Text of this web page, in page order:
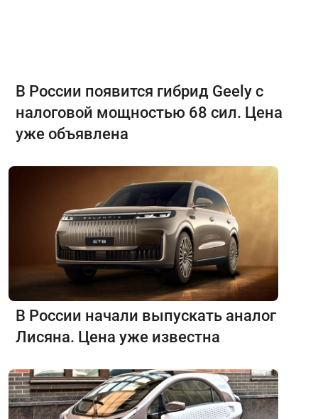
В России появится гибрид Geely с
налоговой мощностью 68 сил. Цена
уже объявлена
В России начали выпускать аналог
Лисяна. Цена уже известна